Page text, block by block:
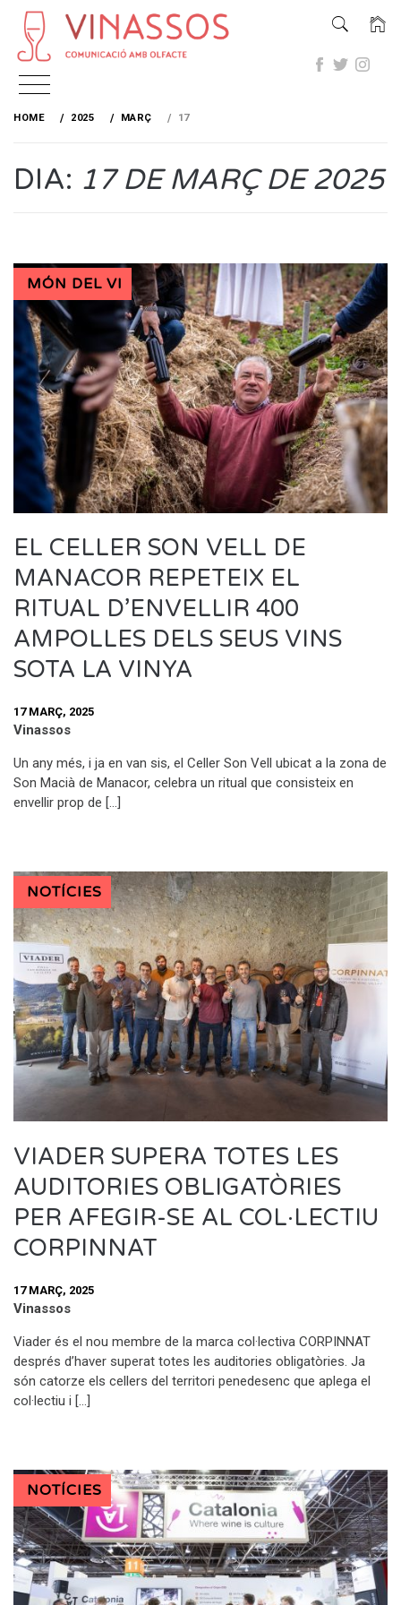
Skip
HOME 2025 MARÇ 17
DIA: 17 DE MARÇ DE 2025
MÓN DEL VI
EL CELLER SON VELL DE
MANACOR REPETEIX EL
RITUAL D’ENVELLIR 400
AMPOLLES DELS SEUS VINS
SOTA LA VINYA
17 MARÇ, 2025
Vinassos
Un any més, i ja en van sis, el Celler Son Vell ubicat a la zona de
Son Macià de Manacor, celebra un ritual que consisteix en
envellir prop de […]
NOTÍCIES
VIADER SUPERA TOTES LES
AUDITORIES OBLIGATÒRIES
PER AFEGIR-SE AL COL·LECTIU
CORPINNAT
17 MARÇ, 2025
Vinassos
Viader és el nou membre de la marca col·lectiva CORPINNAT
després d’haver superat totes les auditories obligatòries. Ja
són catorze els cellers del territori penedesenc que aplega el
col·lectiu i […]
NOTÍCIES